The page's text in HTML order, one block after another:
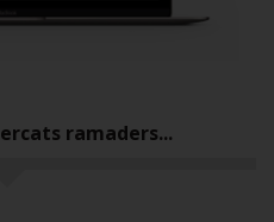
ramaders...